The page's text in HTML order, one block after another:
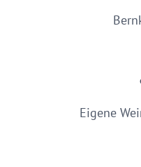
Eigene